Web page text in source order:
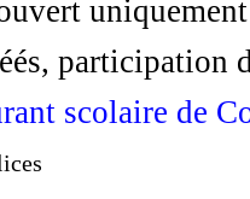
participation
scolaire de